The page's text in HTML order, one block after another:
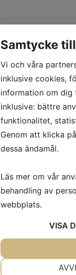
Samtycke
Vi och våra
inklusive cookies,
information om dig
inklusive: bättre
funktionalitet,
Genom att klicka
dessa ändamål.
Läs mer om vår
behandling av
webbplats.
VISA